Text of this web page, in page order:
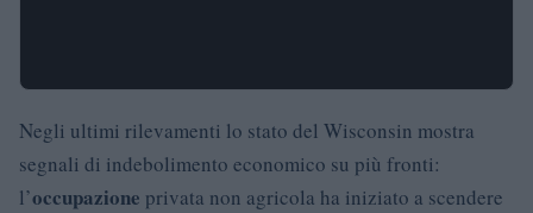
Negli ultimi rilevamenti lo stato del Wisconsin mostra
segnali di indebolimento economico su più fronti:
l’occupazione privata non agricola ha iniziato a scendere